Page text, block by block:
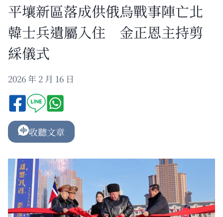
平壤新區落成供俄烏戰事陣亡北
韓士兵遺屬入住 金正恩主持剪
綵儀式
2026 年 2 月 16 日
收聽文章